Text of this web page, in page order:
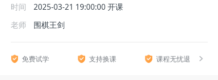
时间 2025-03-21 19:00:00 开课
老师
围棋王剑
免费试学 支持换课 课程无忧退